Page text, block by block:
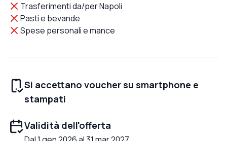
Trasferimenti da/per Napoli
Pasti e bevande
Spese personali e mance
Si accettano voucher su smartphone e
stampati
Validità dell'offerta